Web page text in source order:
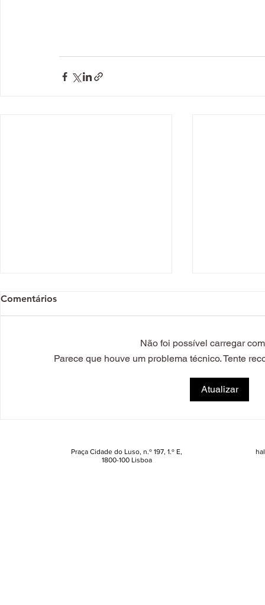
Morango
onde
Comentários
Não foi possível carregar
Parece que houve um problema técnico. Tente
Atualizar
Praça Cidade do Luso, n.º 197, 1.º E,
1800-100 Lisboa